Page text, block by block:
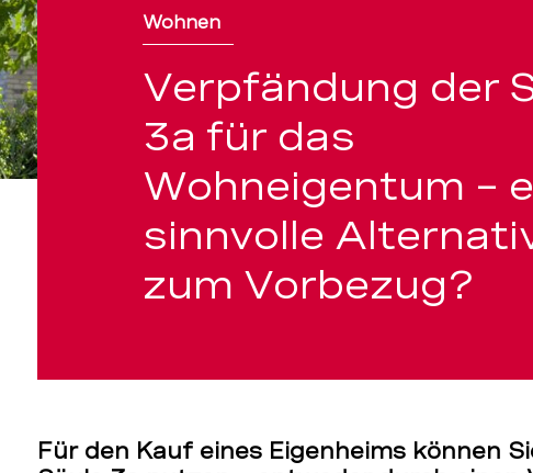
Wohnen
Verpfändung der
3a für das
Wohneigentum –
sinnvolle
zum Vorbezug?
Für den Kauf eines Eigenheims können